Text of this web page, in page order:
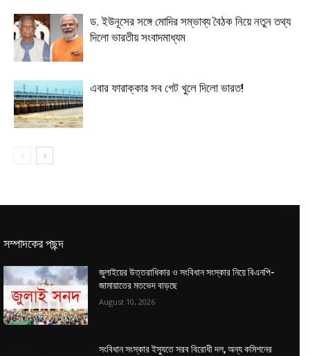
ড. ইউনূসের সঙ্গে মোদির সম্ভাব্য বৈঠক নিয়ে নতুন তথ্য
দিলো ভারতীয় সংবাদমাধ্যম
এবার ফারাক্কার সব গেট খুলে দিলো ভারত!
সম্পাদকের পছন্দ
জুলাইয়ের উত্তরাধিকার ও সংবিধান সংস্কার নিয়ে বিএনপি-
জামায়াতের মতভেদ বাড়ছে
August 10, 2026
সংবিধান সংস্কার ইস্যুতে সরব বিরোধী দল, অন্য কমিশনের